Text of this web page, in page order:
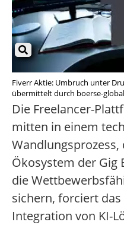
Fiverr Aktie: Umbruch unter
übermittelt durch boerse-
Die Freelancer-
mitten in einem
Ökosystem der Gig
die
sichern, forciert
Integration von KI-